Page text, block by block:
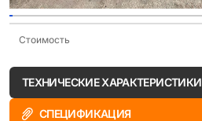
Стоимость
ТЕХНИЧЕСКИЕ ХАРАКТЕРИСТИКИ
СПЕЦИФИКАЦИЯ